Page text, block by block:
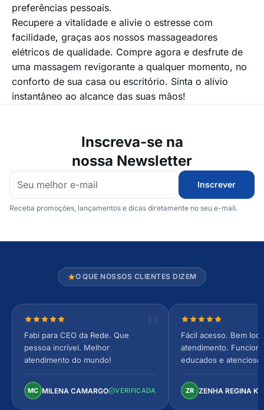
preferências pessoais.
Recupere a vitalidade e alivie o estresse com
facilidade, graças aos nossos massageadores
elétricos de qualidade. Compre agora e desfrute de
uma massagem revigorante a qualquer momento, no
conforto de sua casa ou escritório. Sinta o alívio
instantâneo ao alcance das suas mãos!
Inscreva-se na
nossa Newsletter
Inscrever
Receba promoções, lançamentos e dicas diretamente no seu e-mail.
O QUE NOSSOS CLIENTES DIZEM
Nota 5 de 5 estrelas
Fabi para CEO da Rede. Que
pessoa incrível. Melhor
atendimento do mundo!
MC MILENA CAMARGO VERIFICADA
Nota 5 de 5
Fácil acesso. Bem
atendimento.
educados e
Perfeito!
ZR ZENHA REGINA